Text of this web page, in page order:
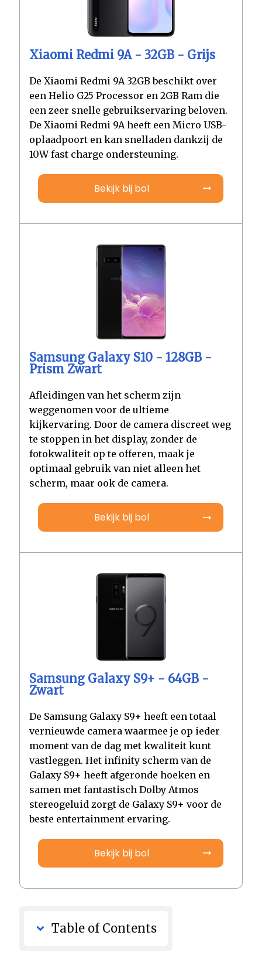
Xiaomi Redmi 9A - 32GB - Grijs
De Xiaomi Redmi 9A 32GB beschikt over
een Helio G25 Processor en 2GB Ram die
een zeer snelle gebruikservaring beloven.
De Xiaomi Redmi 9A heeft een Micro USB-
oplaadpoort en kan snelladen dankzij de
10W fast charge ondersteuning.
Bekijk bij bol
Samsung Galaxy S10 - 128GB -
Prism Zwart
Afleidingen van het scherm zijn
weggenomen voor de ultieme
kijkervaring. Door de camera discreet weg
te stoppen in het display, zonder de
fotokwaliteit op te offeren, maak je
optimaal gebruik van niet alleen het
scherm, maar ook de camera.
Bekijk bij bol
Samsung Galaxy S9+ - 64GB -
Zwart
De Samsung Galaxy S9+ heeft een totaal
vernieuwde camera waarmee je op ieder
moment van de dag met kwaliteit kunt
vastleggen. Het infinity scherm van de
Galaxy S9+ heeft afgeronde hoeken en
samen met fantastisch Dolby Atmos
stereogeluid zorgt de Galaxy S9+ voor de
beste entertainment ervaring.
Bekijk bij bol
Table of Contents